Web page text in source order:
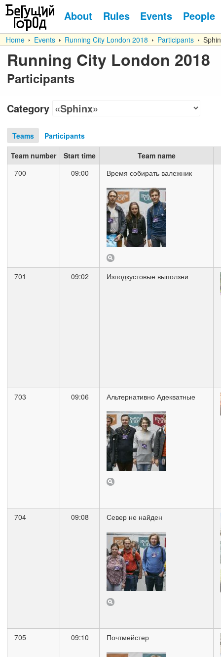
About Rules Events People
Home Events Running City London 2018 Participants
Running City London 2018
Participants
Category
Teams Participants
Team number Start time
Team name
700
09:00 Время собирать валежник
701 09:02 Изподкустовые выползни
703 09:06 Альтернативно Адекватные
704 09:08 Север не найден
705 09:10 Почтмейстер